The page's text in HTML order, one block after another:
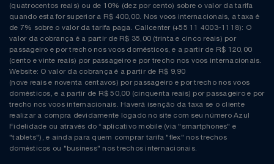
(quatrocentos reais) ou de 10% (dez por cento) sobre o valor da tarifa
quando esta for superior a R$ 400,00. Nos voos internacionais, a taxa é
de 7% sobre o valor da tarifa paga. Callcenter (+55 11 4003-1118): O
valor da cobrança é a partir de R$ 35,00 (trinta e cinco reais) por
passageiro e por trecho nos voos domésticos, e a partir de R$ 120,00
(cento e vinte reais) por passageiro e por trecho nos voos internacionais.
Website: O valor da cobrança é a partir de R$ 9,90
(nove reais e noventa centavos) por passageiro e por trecho nos voos
domésticos, e a partir de R$ 50,00 (cinquenta reais) por passageiro e por
trecho nos voos internacionais. Haverá isenção da taxa se o cliente
realizar a compra devidamente logado no site com seu número Azul
Fidelidade ou através do “aplicativo mobile (via "smartphones" e
"tablets"), e ainda para quem comprar tarifa "flex" nos trechos
domésticos ou "business" nos trechos internacionais.